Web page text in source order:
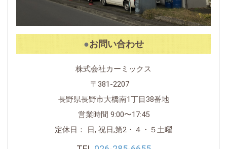
お問い合わせ
株式会社カーミックス
〒381-2207
長野県長野市大橋南1丁目38番地
営業時間 9:00〜17:45
定休日： 日, 祝日,第2・４・５土曜